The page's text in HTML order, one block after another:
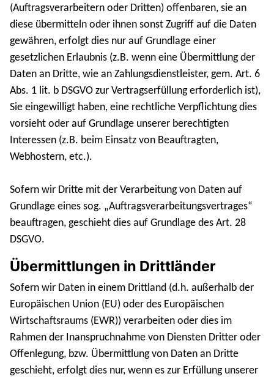
(Auftragsverarbeitern oder Dritten) offenbaren, sie an
diese übermitteln oder ihnen sonst Zugriff auf die Daten
gewähren, erfolgt dies nur auf Grundlage einer
gesetzlichen Erlaubnis (z.B. wenn eine Übermittlung der
Daten an Dritte, wie an Zahlungsdienstleister, gem. Art. 6
Abs. 1 lit. b DSGVO zur Vertragserfüllung erforderlich ist),
Sie eingewilligt haben, eine rechtliche Verpflichtung dies
vorsieht oder auf Grundlage unserer berechtigten
Interessen (z.B. beim Einsatz von Beauftragten,
Webhostern, etc.).
Sofern wir Dritte mit der Verarbeitung von Daten auf
Grundlage eines sog. „Auftragsverarbeitungsvertrages“
beauftragen, geschieht dies auf Grundlage des Art. 28
DSGVO.
Übermittlungen in Drittländer
Sofern wir Daten in einem Drittland (d.h. außerhalb der
Europäischen Union (EU) oder des Europäischen
Wirtschaftsraums (EWR)) verarbeiten oder dies im
Rahmen der Inanspruchnahme von Diensten Dritter oder
Offenlegung, bzw. Übermittlung von Daten an Dritte
geschieht, erfolgt dies nur, wenn es zur Erfüllung unserer